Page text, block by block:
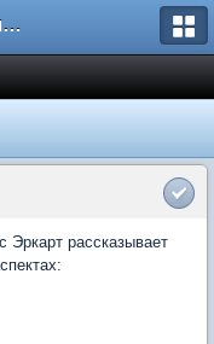
Life Hub - Лучшие компьютерные игры мира
Эркарт рассказывает